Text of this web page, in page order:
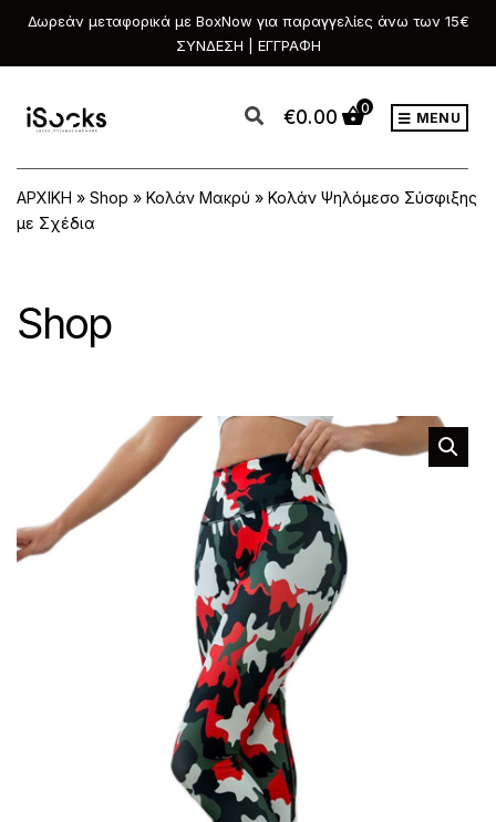
Δωρεάν μεταφορικά με BoxNow για παραγγελίες άνω των 15€
ΣΥΝΔΕΣΗ | ΕΓΓΡΑΦΗ
€0.00 0
MENU
ΑΡΧΙΚΗ » Shop » Κολάν Μακρύ » Κολάν Ψηλόμεσο Σύσφιξης
με Σχέδια
Shop